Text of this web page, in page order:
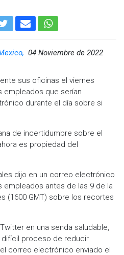
04 Noviembre de 2022
sus oficinas el viernes
empleados que serían
durante el día sobre si
de incertidumbre sobre el
es propiedad del
dijo en un correo electrónico
empleados antes de las 9 de la
(1600 GMT) sobre los recortes
en una senda saludable,
proceso de reducir
correo electrónico enviado el